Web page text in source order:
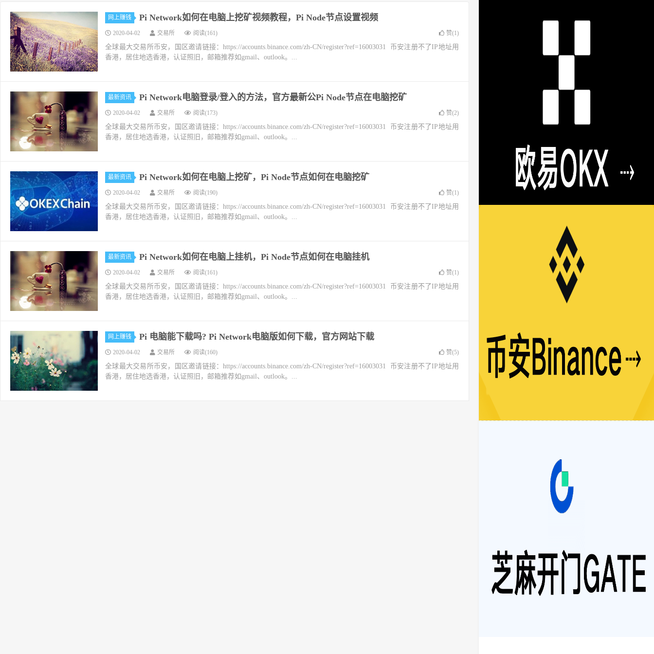
网上赚钱 Pi Network如何在电脑上挖矿视频教程，Pi Node节点设置视频
2020-04-02 交易所 阅读(161) 赞(1)
全球最大交易所币安，国区邀请链接：https://accounts.binance.com/zh-CN/register?ref=16003031 币安注册不了IP地址用
香港，居住地选香港，认证照旧，邮箱推荐如gmail、outlook。...
最新资讯 Pi Network电脑登录/登入的方法，官方最新公Pi Node节点在电脑挖矿
2020-04-02 交易所 阅读(173) 赞(2)
全球最大交易所币安，国区邀请链接：https://accounts.binance.com/zh-CN/register?ref=16003031 币安注册不了IP地址用
香港，居住地选香港，认证照旧，邮箱推荐如gmail、outlook。...
最新资讯 Pi Network如何在电脑上挖矿，Pi Node节点如何在电脑挖矿
2020-04-02 交易所 阅读(190) 赞(1)
全球最大交易所币安，国区邀请链接：https://accounts.binance.com/zh-CN/register?ref=16003031 币安注册不了IP地址用
香港，居住地选香港，认证照旧，邮箱推荐如gmail、outlook。...
最新资讯 Pi Network如何在电脑上挂机，Pi Node节点如何在电脑挂机
2020-04-02 交易所 阅读(161) 赞(1)
全球最大交易所币安，国区邀请链接：https://accounts.binance.com/zh-CN/register?ref=16003031 币安注册不了IP地址用
香港，居住地选香港，认证照旧，邮箱推荐如gmail、outlook。...
网上赚钱 Pi 电脑能下载吗? Pi Network电脑版如何下载，官方网站下载
2020-04-02 交易所 阅读(160) 赞(5)
全球最大交易所币安，国区邀请链接：https://accounts.binance.com/zh-CN/register?ref=16003031 币安注册不了IP地址用
香港，居住地选香港，认证照旧，邮箱推荐如gmail、outlook。...